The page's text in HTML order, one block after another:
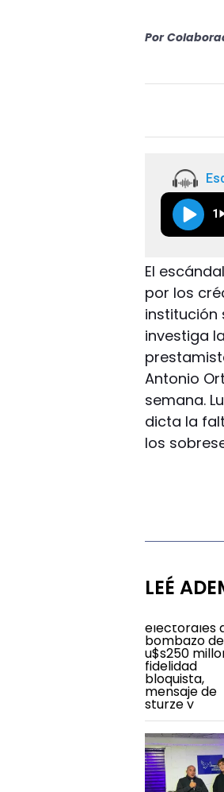
Por
1
El
por los
institución
investiga
Antonio
semana.
dicta la
los
LEÉ